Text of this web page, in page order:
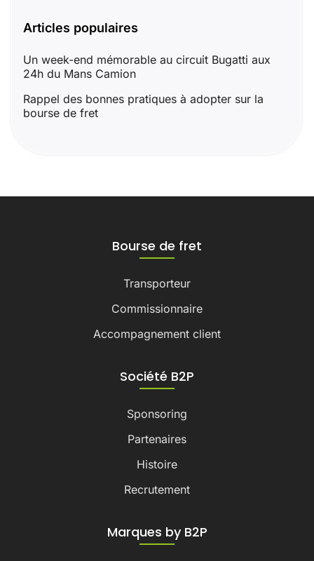
Articles populaires
Un week-end mémorable au circuit Bugatti aux
24h du Mans Camion
Rappel des bonnes pratiques à adopter sur la
bourse de fret
Bourse de fret
Transporteur
Commissionnaire
Accompagnement client
Société B2P
Sponsoring
Partenaires
Histoire
Recrutement
Marques by B2P